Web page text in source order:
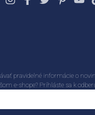
pravidelné informácie o
e-shope? Príhláste sa k